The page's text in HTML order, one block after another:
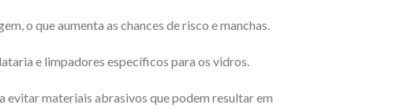
o que aumenta as chances de risco e manchas.
e limpadores específicos para os vidros.
evitar materiais abrasivos que podem resultar em